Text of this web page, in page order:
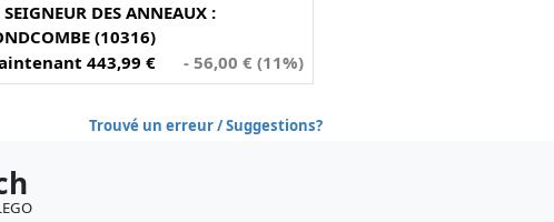
SEIGNEUR DES ANNEAUX :
(10316)
443,99 €
- 56,00 € (11%)
Trouvé un erreur / Suggestions?